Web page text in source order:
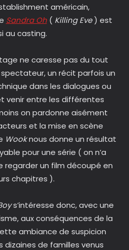
américain,
Sandra Oh ( Killing Eve) est
au casting.
ne caresse pas du tout
un récit parfois un
dans les dialogues ou
venir entre les différentes
on pardonne aisément
et la mise en scène
Wooknous donne un résultat
pour une série ( on n’a
regarder un film découpé en
chapitres ).
s’intéresse donc, avec une
aux conséquences de la
ambiance de suspicion
de familles venus